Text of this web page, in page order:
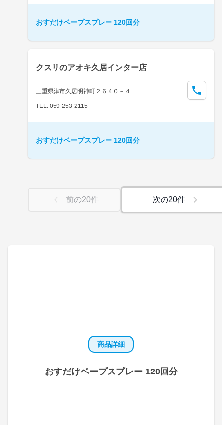
商品詳細
おすだけベープスプレー 120回分
おすだけベープスプレー 120回分
クスリのアオキ久居インター店
三重県津市久居明神町２６４０－４
TEL: 059-253-2115
おすだけベープスプレー 120回分
前の20件 次の20件